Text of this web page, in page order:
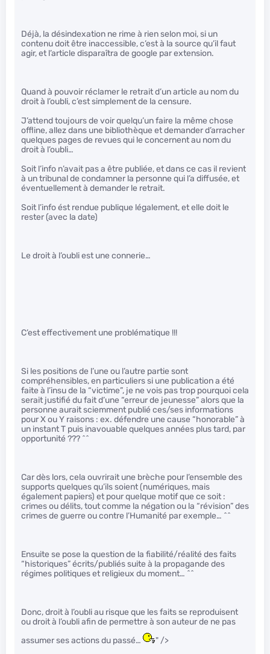
Déjà, la désindexation ne rime à rien selon moi, si un
contenu doit être inaccessible, c’est à la source qu’il faut
agir, et l’article disparaîtra de google par extension.
Quand à pouvoir réclamer le retrait d’un article au nom du
droit à l’oubli, c’est simplement de la censure.
J’attend toujours de voir quelqu’un faire la même chose
offline, allez dans une bibliothèque et demander d’arracher
quelques pages de revues qui le concernent au nom du
droit à l’oubli…
Soit l’info n’avait pas a être publiée, et dans ce cas il revient
à un tribunal de condamner la personne qui l’a diffusée, et
éventuellement à demander le retrait.
Soit l’info ést rendue publique légalement, et elle doit le
rester (avec la date)
Le droit à l’oubli est une connerie…
C’est effectivement une problématique !!!
Si les positions de l’une ou l’autre partie sont
compréhensibles, en particuliers si une publication a été
faite à l’insu de la “victime”, je ne vois pas trop pourquoi cela
serait justifié du fait d’une “erreur de jeunesse” alors que la
personne aurait sciemment publié ces/ses informations
pour X ou Y raisons : ex. défendre une cause “honorable” à
un instant T puis inavouable quelques années plus tard, par
opportunité ??? ^^
Car dès lors, cela ouvrirait une brèche pour l’ensemble des
supports quelques qu’ils soient (numériques, mais
également papiers) et pour quelque motif que ce soit :
crimes ou délits, tout comme la négation ou la “révision” des
crimes de guerre ou contre l’Humanité par exemple… ^^
Ensuite se pose la question de la fiabilité/réalité des faits
“historiques” écrits/publiés suite à la propagande des
régimes politiques et religieux du moment… ^^
Donc, droit à l’oubli au risque que les faits se reproduisent
ou droit à l’oubli afin de permettre à son auteur de ne pas
assumer ses actions du passé…
" />